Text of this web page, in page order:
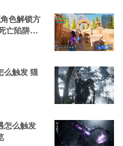
色解锁方
亡陷阱中
么触发 猫
怎么触发